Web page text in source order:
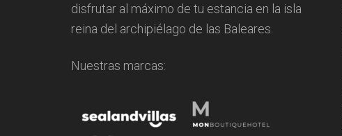
disfrutar al máximo de tu estancia en la isla
reina del archipiélago de las Baleares.
Nuestras marcas: